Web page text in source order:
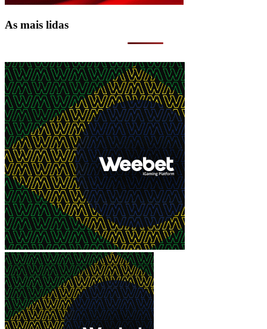
As mais lidas